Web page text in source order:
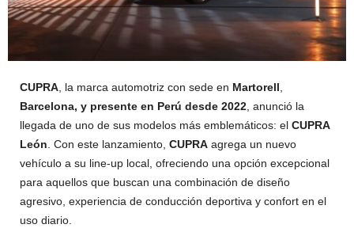
CUPRA , la marca automotriz con sede en Martorell
Barcelona, y presente en Perú desde 2022 , anunció la
llegada de uno de sus modelos más emblemáticos: el CUPRA
León . Con este lanzamiento, CUPRA agrega un nuevo
vehículo a su line-up local, ofreciendo una opción excepcional
para aquellos que buscan una combinación de diseño
agresivo, experiencia de conducción deportiva y confort en el
uso diario.